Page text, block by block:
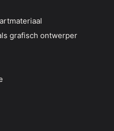
grafisch ontwerper